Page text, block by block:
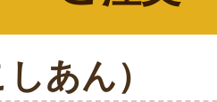
あん）